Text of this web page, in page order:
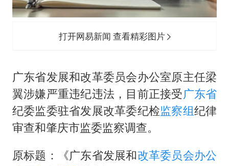
SK海力士回应“或出售重庆工厂”传闻
7月CPI同比上涨0.5% 经济内生增长动力持续增强
女孩每天“拼豆”拼坏眼睛
下党之路
打开网易新闻 查看精彩图片
广东省发展和改革委员会办公室原主任梁
翼涉嫌严重违纪违法，目前正接受广东省
纪委监委驻省发展改革委纪检监察组纪律
审查和肇庆市监委监察调查。
原标题：《广东省发展和改革委员会办公